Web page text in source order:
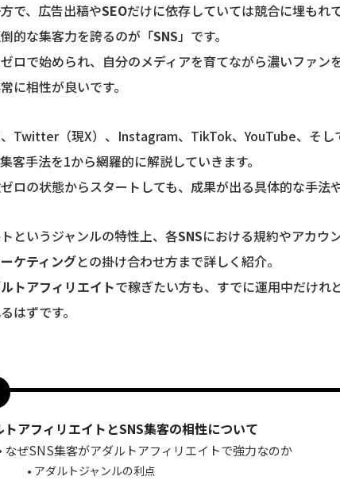
で、広告出稿やSEOだけに依存していては競合に埋もれ
的な集客力を誇るのが「SNS」です。
ロで始められ、自分のメディアを育てながら濃いファン
に相性が良いです。
Twitter（現X）、Instagram、TikTok、YouTube、そ
客手法を1から網羅的に解説していきます。
ロの状態からスタートしても、成果が出る具体的な手法
というジャンルの特性上、各SNSにおける規約やアカウ
ケティングとの掛け合わせ方まで詳しく紹介。
トアフィリエイトで稼ぎたい方も、すでに運用中だけ
はずです。
トアフィリエイトとSNS集客の相性について
なぜSNS集客がアダルトアフィリエイトで強力なのか
アダルトジャンルの利点